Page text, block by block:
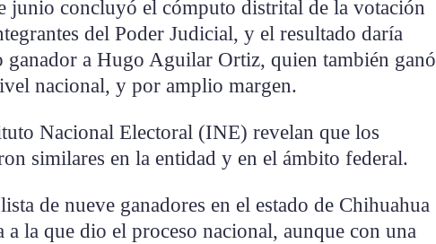
junio concluyó el cómputo distrital de la votación
del Poder Judicial, y el resultado daría
ganador a Hugo Aguilar Ortiz, quien también ganó
nacional, y por amplio margen.
Nacional Electoral (INE) revelan que los
similares en la entidad y en el ámbito federal.
de nueve ganadores en el estado de Chihuahua
a la que dio el proceso nacional, aunque con una